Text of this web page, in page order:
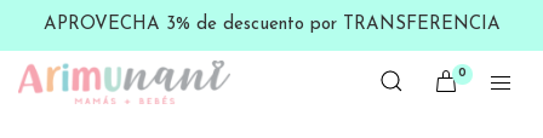
APROVECHA 3% de descuento por TRANSFERENCIA
0